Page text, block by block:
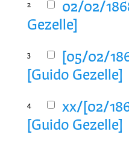
2
02/02/
Gezelle]
3
[05/02/
[Guido Gezelle]
4
xx/[02/
[Guido Gezelle]